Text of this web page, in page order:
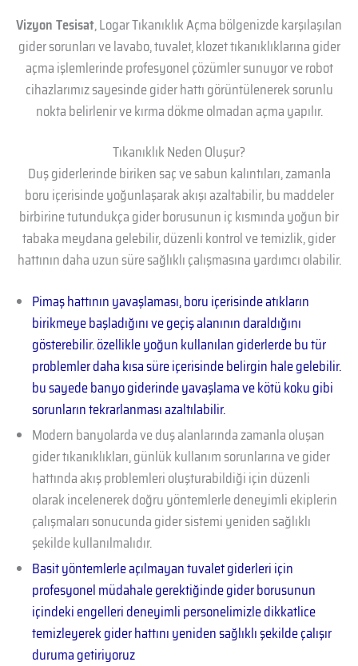
Vizyon Tesisat, Logar Tıkanıklık Açma bölgenizde karşılaşılan
gider sorunları ve lavabo, tuvalet, klozet tıkanıklıklarına gider
açma işlemlerinde profesyonel çözümler sunuyor ve robot
cihazlarımız sayesinde gider hattı görüntülenerek sorunlu
nokta belirlenir ve kırma dökme olmadan açma yapılır.
Tıkanıklık Neden Oluşur?
Duş giderlerinde biriken saç ve sabun kalıntıları, zamanla
boru içerisinde yoğunlaşarak akışı azaltabilir, bu maddeler
birbirine tutundukça gider borusunun iç kısmında yoğun bir
tabaka meydana gelebilir, düzenli kontrol ve temizlik, gider
hattının daha uzun süre sağlıklı çalışmasına yardımcı olabilir.
Pimaş hattının yavaşlaması, boru içerisinde atıkların
birikmeye başladığını ve geçiş alanının daraldığını
gösterebilir. özellikle yoğun kullanılan giderlerde bu tür
problemler daha kısa süre içerisinde belirgin hale gelebilir.
bu sayede banyo giderinde yavaşlama ve kötü koku gibi
sorunların tekrarlanması azaltılabilir.
Modern banyolarda ve duş alanlarında zamanla oluşan
gider tıkanıklıkları, günlük kullanım sorunlarına ve gider
hattında akış problemleri oluşturabildiği için düzenli
olarak incelenerek doğru yöntemlerle deneyimli ekiplerin
çalışmaları sonucunda gider sistemi yeniden sağlıklı
şekilde kullanılmalıdır.
Basit yöntemlerle açılmayan tuvalet giderleri için
profesyonel müdahale gerektiğinde gider borusunun
içindeki engelleri deneyimli personelimizle dikkatlice
temizleyerek gider hattını yeniden sağlıklı şekilde çalışır
duruma getiriyoruz